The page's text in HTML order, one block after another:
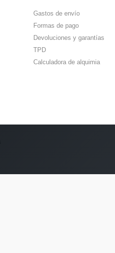
Gastos de envío
Formas de pago
Devoluciones y garantías
TPD
Calculadora de alquimia